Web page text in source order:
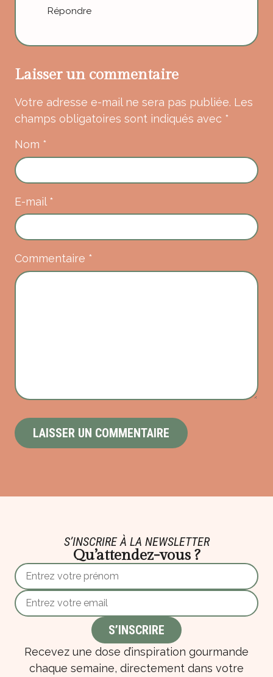
Répondre
Laisser un commentaire
Votre adresse e-mail ne sera pas publiée. Les
champs obligatoires sont indiqués avec *
Commentaire *
Nom *
E-mail *
S’INSCRIRE À LA NEWSLETTER
Qu’attendez-vous ?
Recevez une dose d’inspiration gourmande
chaque semaine, directement dans votre